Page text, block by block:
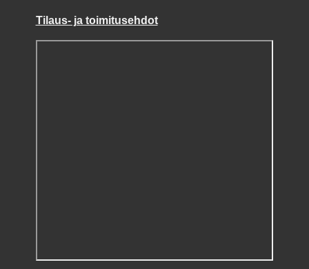
Tilaus- ja toimitusehdot